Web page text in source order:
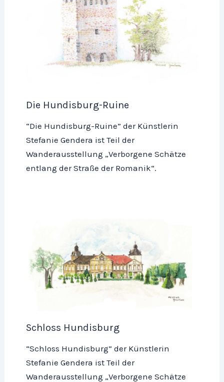
Die Hundisburg-Ruine
“Die Hundisburg-Ruine” der Künstlerin
Stefanie Gendera ist Teil der
Wanderausstellung „Verborgene Schätze
entlang der Straße der Romanik“.
Schloss Hundisburg
“Schloss Hundisburg” der Künstlerin
Stefanie Gendera ist Teil der
Wanderausstellung „Verborgene Schätze